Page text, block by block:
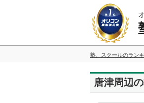
塾、スクールのラン
唐津周辺